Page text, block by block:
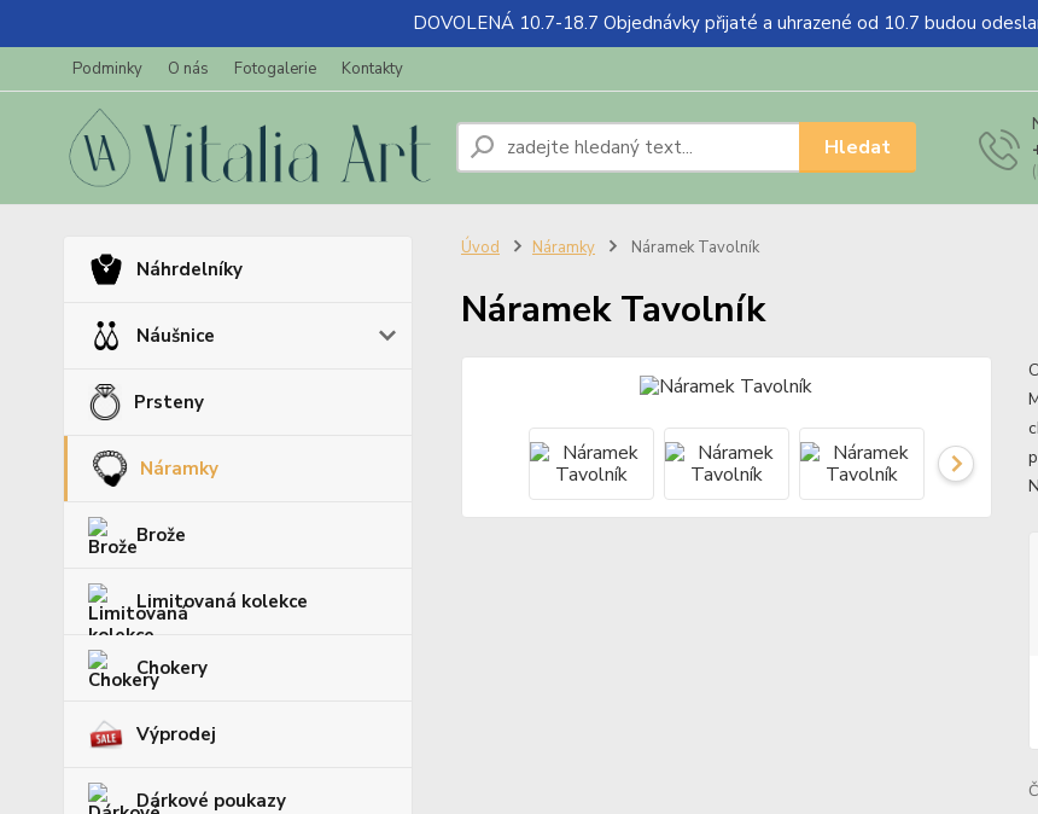
DOVOLENÁ 10.7-18.7 Objednávky přijaté a uhrazené od 10.7 budou
Podminky O nás Fotogalerie Kontakty
Hledat
Náhrdelníky
Náušnice
Prsteny
Náramky
Brože
Limitovaná kolekce
Chokery
Výprodej
Dárkové poukazy
Úvod Náramky Náramek Tavolník
Náramek Tavolník